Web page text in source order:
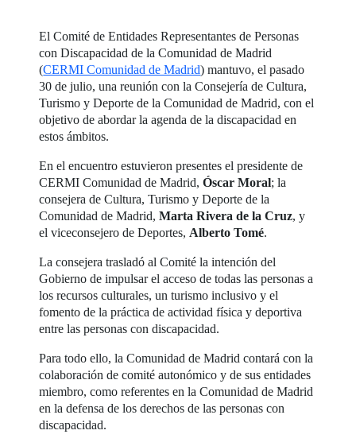
El Comité de Entidades Representantes de Personas
con Discapacidad de la Comunidad de Madrid
(CERMI Comunidad de Madrid) mantuvo, el pasado
30 de julio, una reunión con la Consejería de Cultura,
Turismo y Deporte de la Comunidad de Madrid, con el
objetivo de abordar la agenda de la discapacidad en
estos ámbitos.
En el encuentro estuvieron presentes el presidente de
CERMI Comunidad de Madrid,Óscar Moral; la
consejera de Cultura, Turismo y Deporte de la
Comunidad de Madrid,Marta Rivera de la Cruz, y
el viceconsejero de Deportes, Alberto Tomé.
La consejera trasladó al Comité la intención del
Gobierno de impulsar el acceso de todas las personas a
los recursos culturales, un turismo inclusivo y el
fomento de la práctica de actividad física y deportiva
entre las personas con discapacidad.
Para todo ello, la Comunidad de Madrid contará con la
colaboración de comité autonómico y de sus entidades
miembro, como referentes en la Comunidad de Madrid
en la defensa de los derechos de las personas con
discapacidad.